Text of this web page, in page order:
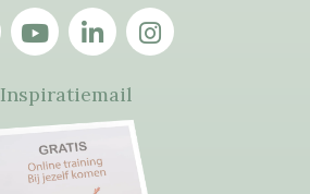
Inspiratiemail